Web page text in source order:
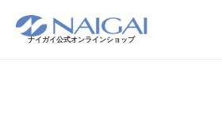
ナイガイ公式オンラインショップ